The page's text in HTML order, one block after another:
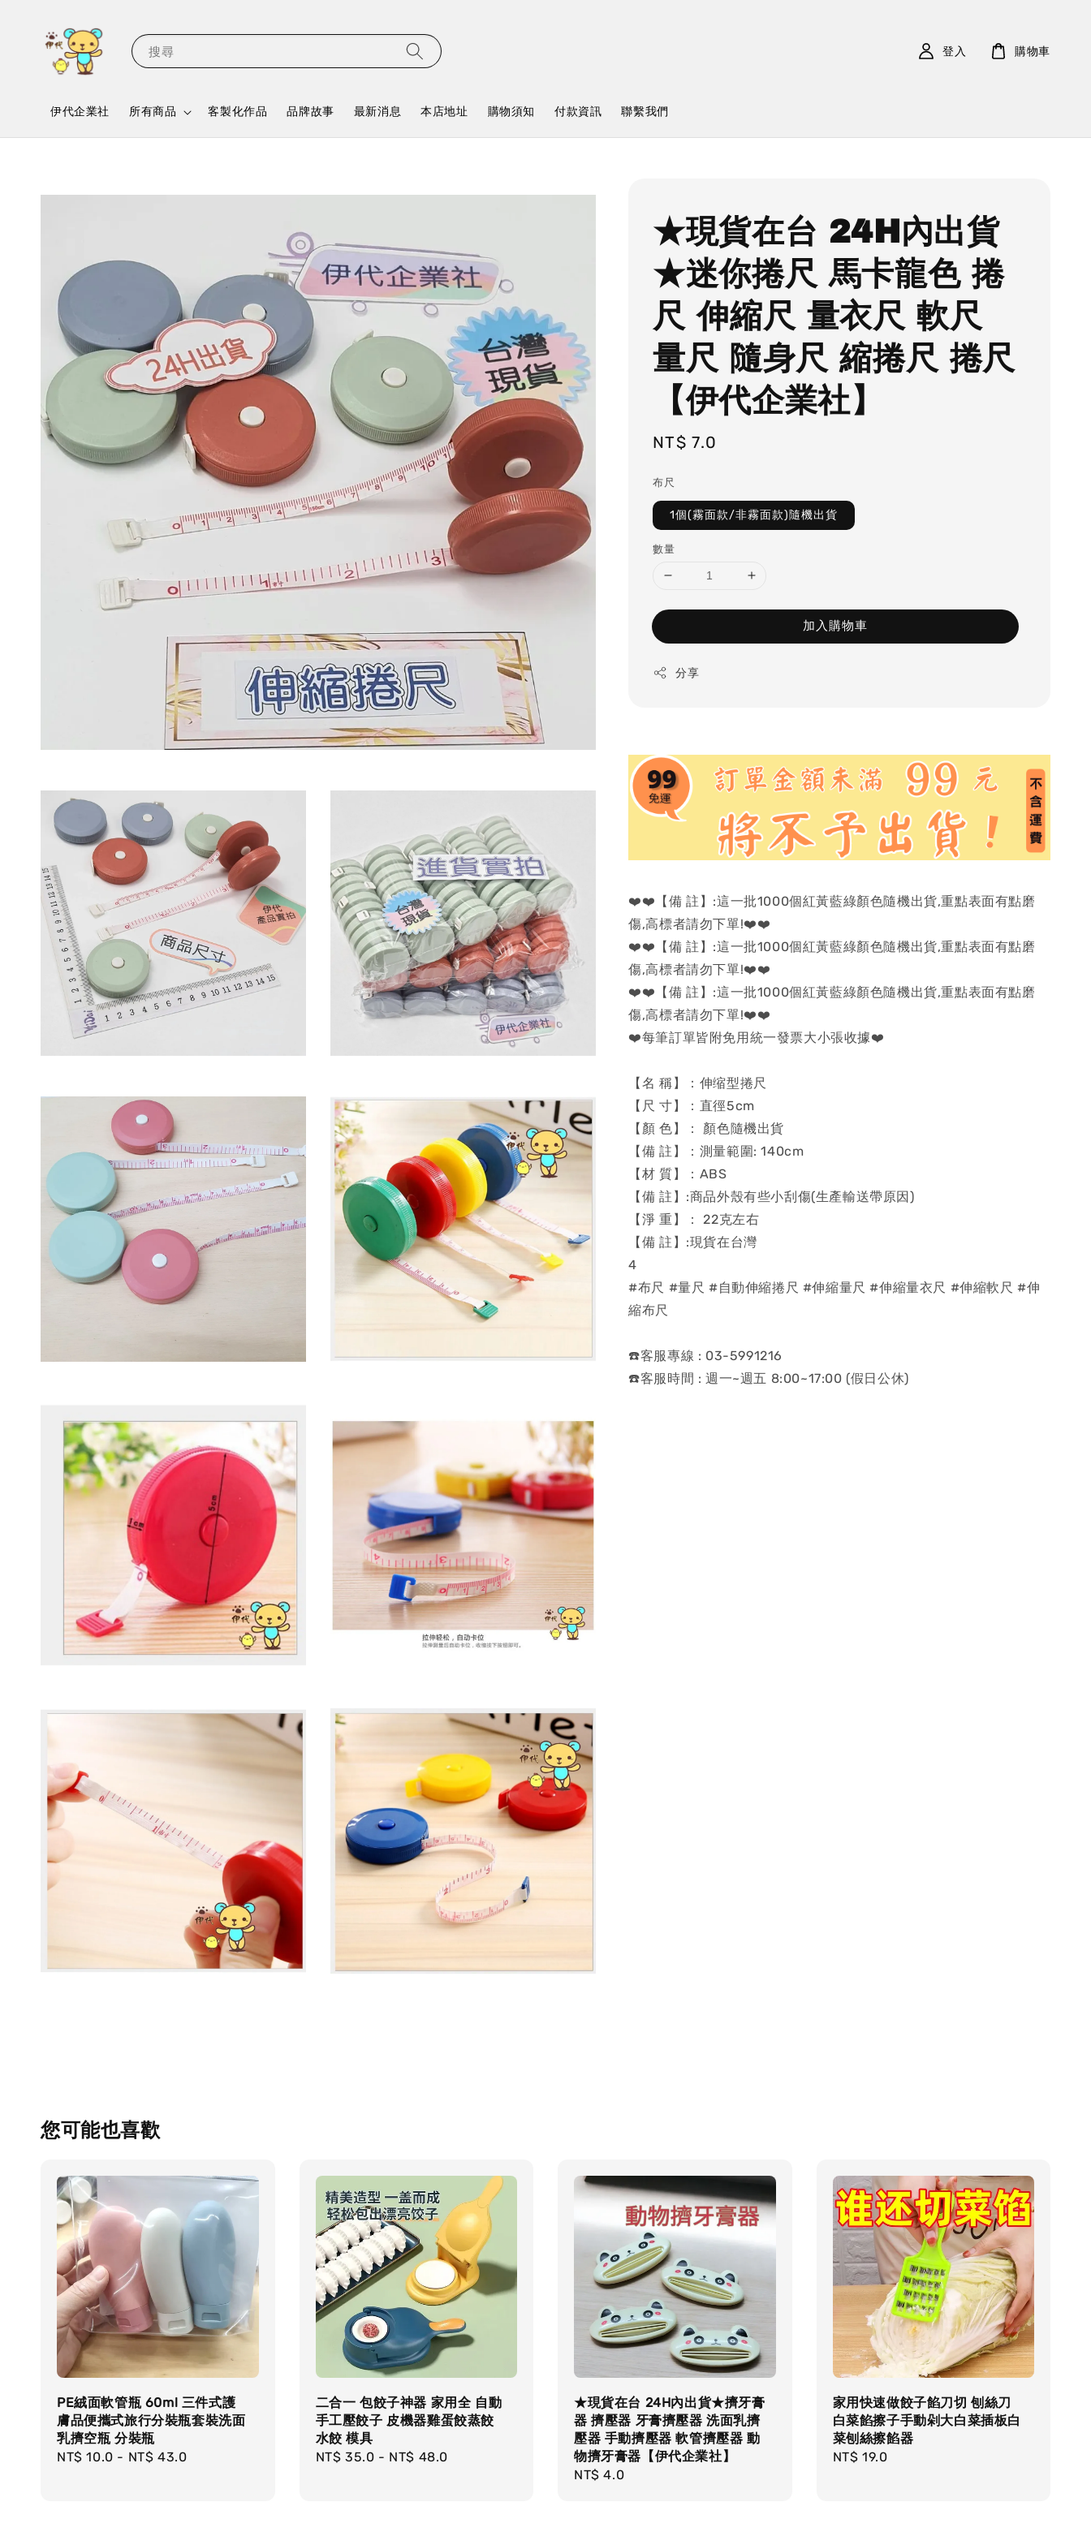
搜尋
伊代企業社 所有商品 客製化作品 品牌故事 最新消息 本店地址 購物須知 付款資訊 聯繫我們
登入 購物車
★現貨在台 24H內出貨
★迷你捲尺 馬卡龍色 捲
尺 伸縮尺 量衣尺 軟尺
量尺 隨身尺 縮捲尺 捲尺
【伊代企業社】
Regular
NT$ 7.0
布尺
1個(霧面款/非霧面款)隨機出貨
數量
加入購物車
分享
❤️❤️【備 註】:這一批1000個紅黃藍綠顏色隨機出貨,重點表面有點磨
傷,高標者請勿下單!❤️❤️
❤️❤️【備 註】:這一批1000個紅黃藍綠顏色隨機出貨,重點表面有點磨
傷,高標者請勿下單!❤️❤️
❤️❤️【備 註】:這一批1000個紅黃藍綠顏色隨機出貨,重點表面有點磨
傷,高標者請勿下單!❤️❤️
❤️每筆訂單皆附免用統一發票大小張收據❤️
【名 稱】：伸缩型捲尺
【尺 寸】：直徑5cm
【顏 色】： 顏色隨機出貨
【備 註】：測量範圍: 140cm
【材 質】：ABS
【備 註】:商品外殼有些小刮傷(生產輸送帶原因)
【淨 重】： 22克左右
【備 註】:現貨在台灣
4
#布尺 #量尺 #自動伸縮捲尺 #伸縮量尺 #伸縮量衣尺 #伸縮軟尺 #伸
縮布尺
☎️客服專線 : 03-5991216
☎️客服時間 : 週一~週五 8:00~17:00 (假日公休)
您可能也喜歡
PE絨面軟管瓶 60ml 三件式護
膚品便攜式旅行分裝瓶套裝洗面
乳擠空瓶 分裝瓶
Regular
NT$ 10.0 - NT$ 43.0
二合一 包餃子神器 家用全 自動
手工壓餃子 皮機器雞蛋餃蒸餃
水餃 模具
Regular
NT$ 35.0 - NT$ 48.0
★現貨在台 24H內出貨★擠牙膏
器 擠壓器 牙膏擠壓器 洗面乳擠
壓器 手動擠壓器 軟管擠壓器 動
物擠牙膏器【伊代企業社】
Regular
NT$ 4.0
家用快速做餃子餡刀切 刨絲刀
白菜餡擦子手動剁大白菜插板白
菜刨絲擦餡器
Regular
NT$ 19.0